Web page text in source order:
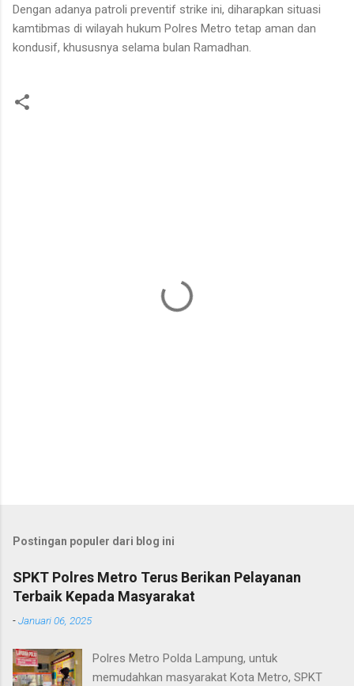
Dengan adanya patroli preventif strike ini, diharapkan situasi
kamtibmas di wilayah hukum Polres Metro tetap aman dan
kondusif, khususnya selama bulan Ramadhan.
Postingan populer dari blog ini
SPKT Polres Metro Terus Berikan Pelayanan
Terbaik Kepada Masyarakat
-Januari 06, 2025
Polres Metro Polda Lampung, untuk
memudahkan masyarakat Kota Metro, SPKT